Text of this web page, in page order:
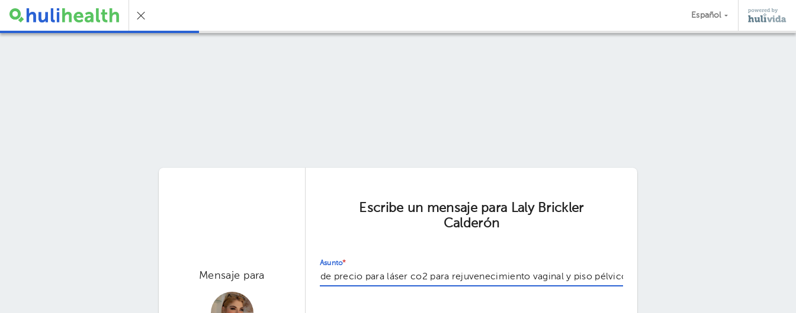
Español
Mensaje para
Escribe un mensaje para Laly Brickler
Calderón
Asunto*